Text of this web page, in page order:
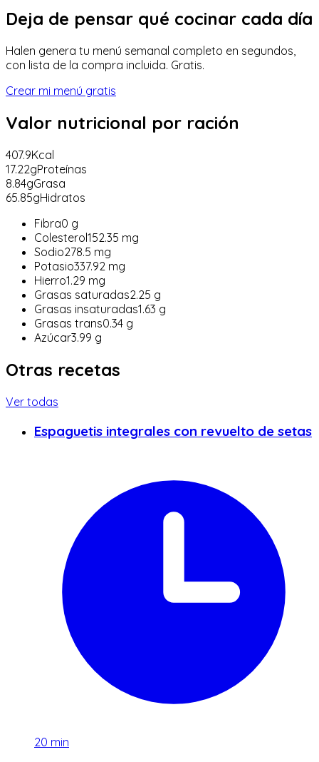
Deja de pensar qué cocinar cada día
Halen genera tu menú semanal completo en segundos,
con lista de la compra incluida. Gratis.
Crear mi menú gratis
Valor nutricional por ración
407.9Kcal
17.22gProteínas
8.84gGrasa
65.85gHidratos
Fibra0 g
Colesterol152.35 mg
Sodio278.5 mg
Potasio337.92 mg
Hierro1.29 mg
Grasas saturadas2.25 g
Grasas insaturadas1.63 g
Grasas trans0.34 g
Azúcar3.99 g
Otras recetas
Ver todas
Espaguetis integrales con revuelto de setas
20 min